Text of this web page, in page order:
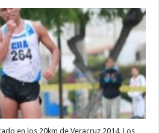
en los 20km de Veracruz 2014, Los